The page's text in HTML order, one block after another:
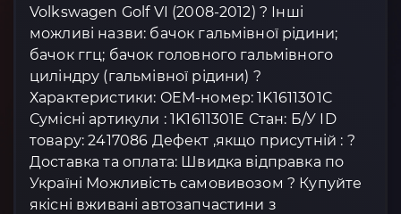
Volkswagen Golf VI (2008-2012) ? Інші
можливі назви: бачок гальмівної рідини;
бачок ггц; бачок головного гальмівного
циліндру (гальмівної рідини) ?
Характеристики: OEM-номер: 1K1611301C
Сумісні артикули : 1K1611301E Стан: Б/У ID
товару: 2417086 Дефект ,якщо присутній : ?
Доставка та оплата: Швидка відправка по
Україні Можливість самовивозом ? Купуйте
якісні вживані автозапчастини з